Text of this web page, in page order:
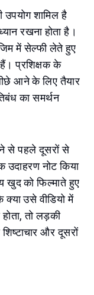
उपयोग शामिल है
रखना होता है।
में सेल्फी लेते हुए
हैं। प्रशिक्षक के
आने के लिए तैयार
का समर्थन
से पहले दूसरों से
उदाहरण नोट किया
को फिल्माते हुए
उसे वीडियो में
तो लड़की
और दूसरों